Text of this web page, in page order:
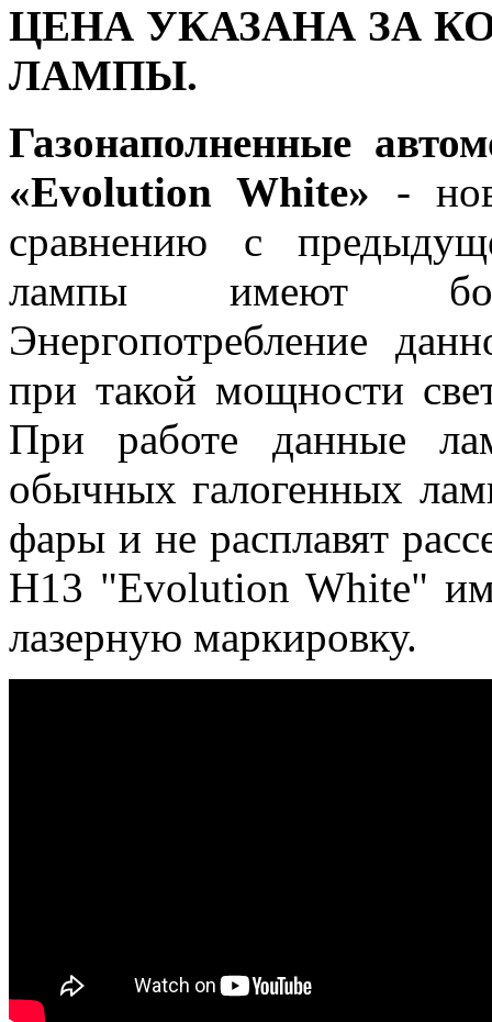
ЦЕНА УКАЗАНА ЗА
ЛАМПЫ.
Газонаполненные
«Evolution White» -
сравнению с
лампы имеют
Энергопотребление
при такой мощности
При работе данные
обычных галогенных
фары и не расплавят
H13 "Evolution White"
лазерную маркировку.